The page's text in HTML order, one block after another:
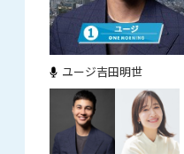
ユージ吉田明世